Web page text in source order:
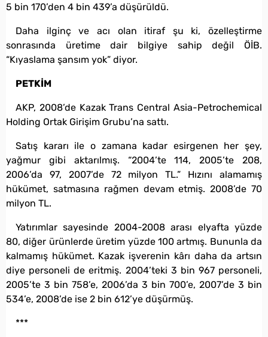
5 bin 170’den 4 bin 439’a düşürüldü.
Daha ilginç ve acı olan itiraf şu ki, özelleştirme
sonrasında üretime dair bilgiye sahip değil ÖİB.
“Kıyaslama şansım yok” diyor.
PETKİM
AKP, 2008’de Kazak Trans Central Asia-Petrochemical
Holding Ortak Girişim Grubu’na sattı.
Satış kararı ile o zamana kadar esirgenen her şey,
yağmur gibi aktarılmış. “2004’te 114, 2005’te 208,
2006’da 97, 2007’de 72 milyon TL.” Hızını alamamış
hükümet, satmasına rağmen devam etmiş. 2008’de 70
milyon TL.
Yatırımlar sayesinde 2004-2008 arası elyafta yüzde
80, diğer ürünlerde üretim yüzde 100 artmış. Bununla da
kalmamış hükümet. Kazak işverenin kârı daha da artsın
diye personeli de eritmiş. 2004’teki 3 bin 967 personeli,
2005’te 3 bin 758’e, 2006’da 3 bin 700’e, 2007’de 3 bin
534’e, 2008’de ise 2 bin 612’ye düşürmüş.
***